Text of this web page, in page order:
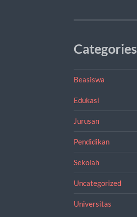
Categories
Beasiswa
Edukasi
Jurusan
Pendidikan
Sekolah
Uncategorized
Universitas